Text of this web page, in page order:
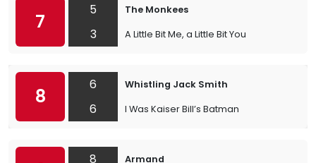
7
5
3
The Monkees
A Little Bit Me, a Little Bit You
8
6
6
Whistling Jack Smith
I Was Kaiser Bill’s Batman
8
Armand